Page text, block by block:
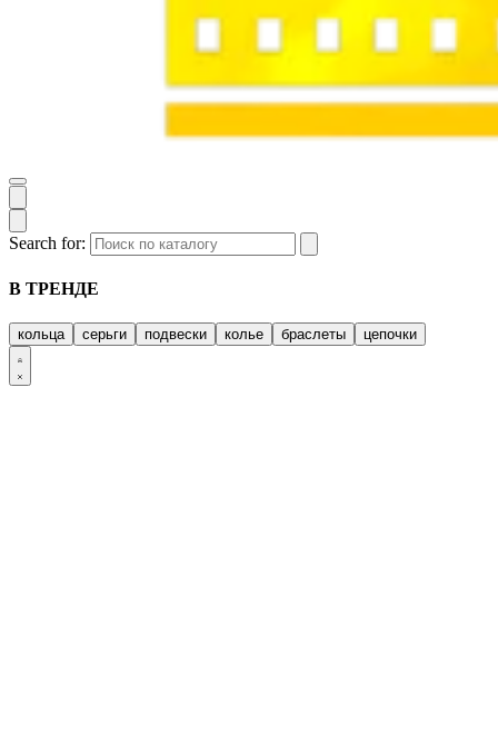
Search for:
В ТРЕНДЕ
кольца серьги подвески колье браслеты цепочки